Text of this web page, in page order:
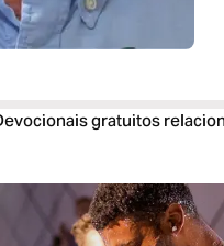
gratuitos